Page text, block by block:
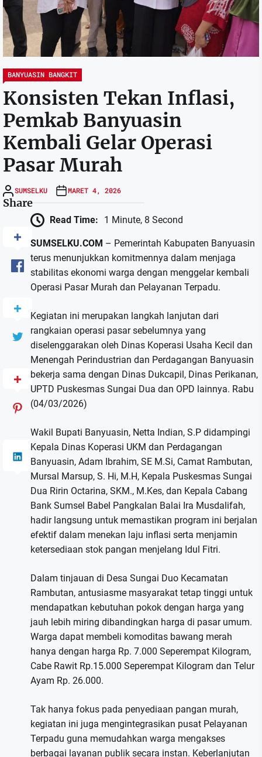
BANYUASIN BANGKIT
Konsisten Tekan Inflasi,
Pemkab Banyuasin
Kembali Gelar Operasi
Pasar Murah
SUMSELKU MARET 4, 2026
Share
Read Time: 1 Minute, 8 Second
SUMSELKU.COM – Pemerintah Kabupaten Banyuasin
terus menunjukkan komitmennya dalam menjaga
stabilitas ekonomi warga dengan menggelar kembali
Operasi Pasar Murah dan Pelayanan Terpadu.
Kegiatan ini merupakan langkah lanjutan dari
rangkaian operasi pasar sebelumnya yang
diselenggarakan oleh Dinas Koperasi Usaha Kecil dan
Menengah Perindustrian dan Perdagangan Banyuasin
bekerja sama dengan Dinas Dukcapil, Dinas Perikanan,
UPTD Puskesmas Sungai Dua dan OPD lainnya. Rabu
(04/03/2026)
Wakil Bupati Banyuasin, Netta Indian, S.P didampingi
Kepala Dinas Koperasi UKM dan Perdagangan
Banyuasin, Adam Ibrahim, SE M.Si, Camat Rambutan,
Mursal Marsup, S. Hi, M.H, Kepala Puskesmas Sungai
Dua Ririn Octarina, SKM., M.Kes, dan Kepala Cabang
Bank Sumsel Babel Pangkalan Balai Ira Musdalifah,
hadir langsung untuk memastikan program ini berjalan
efektif dalam menekan laju inflasi serta menjamin
ketersediaan stok pangan menjelang Idul Fitri.
Dalam tinjauan di Desa Sungai Duo Kecamatan
Rambutan, antusiasme masyarakat tetap tinggi untuk
mendapatkan kebutuhan pokok dengan harga yang
jauh lebih miring dibandingkan harga di pasar umum.
Warga dapat membeli komoditas bawang merah
hanya dengan harga Rp. 7.000 Seperempat Kilogram,
Cabe Rawit Rp.15.000 Seperempat Kilogram dan Telur
Ayam Rp. 26.000.
Tak hanya fokus pada penyediaan pangan murah,
kegiatan ini juga mengintegrasikan pusat Pelayanan
Terpadu guna memudahkan warga mengakses
berbagai layanan publik secara instan. Keberlanjutan